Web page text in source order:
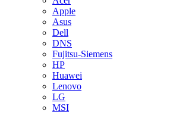
Apple
Asus
Dell
DNS
Fujitsu-Siemens
HP
Huawei
Lenovo
LG
MSI